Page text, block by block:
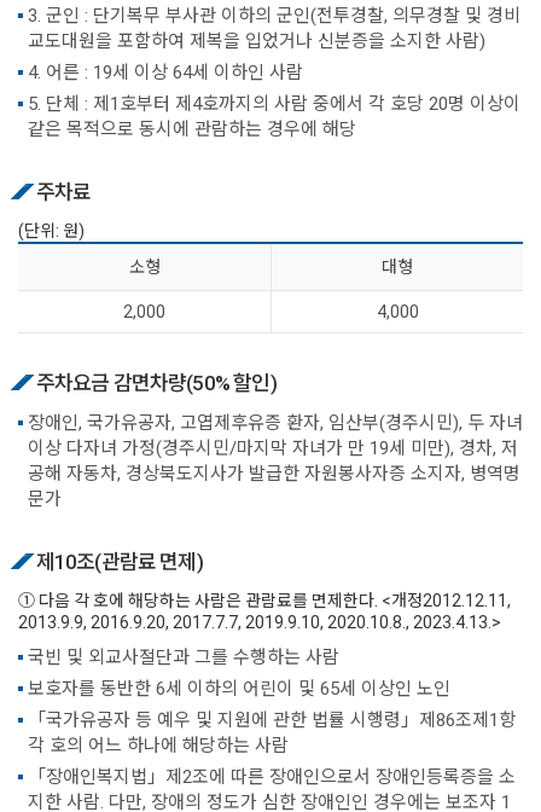
3. 군인 : 단기복무 부사관 이하의 군인(전투경찰, 의무경찰 및 경비
교도대원을 포함하여 제복을 입었거나 신분증을 소지한 사람)
4. 어른 : 19세 이상 64세 이하인 사람
5. 단체 : 제1호부터 제4호까지의 사람 중에서 각 호당 20명 이상이
같은 목적으로 동시에 관람하는 경우에 해당
주차료
(단위: 원)
소 형
대 형
2,000 4,000
주차요금 감면차량(50% 할인)
장애인, 국가유공자, 고엽제후유증 환자, 임산부(경주시민), 두 자녀
이상 다자녀 가정(경주시민/마지막 자녀가 만 19세 미만), 경차, 저
공해 자동차, 경상북도지사가 발급한 자원봉사자증 소지자, 병역명
문가
제10조(관람료 면제)
① 다음 각 호에 해당하는 사람은 관람료를 면제한다. <개정2012.12.11,
2013.9.9, 2016.9.20, 2017.7.7, 2019.9.10, 2020.10.8., 2023.4.13.>
국빈 및 외교사절단과 그를 수행하는 사람
보호자를 동반한 6세 이하의 어린이 및 65세 이상인 노인
「국가유공자 등 예우 및 지원에 관한 법률 시행령」제86조제1항
각 호의 어느 하나에 해당하는 사람
「장애인복지법」제2조에 따른 장애인으로서 장애인등록증을 소
지한 사람. 다만, 장애의 정도가 심한 장애인인 경우에는 보조자 1